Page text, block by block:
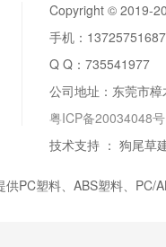
Copyright © 2019-
手机：
Q Q： 735541977
公司地址：东莞市
粤ICP备20034048号
技术支持 ： 狗尾草
PC塑料、 ABS塑料、 PC/